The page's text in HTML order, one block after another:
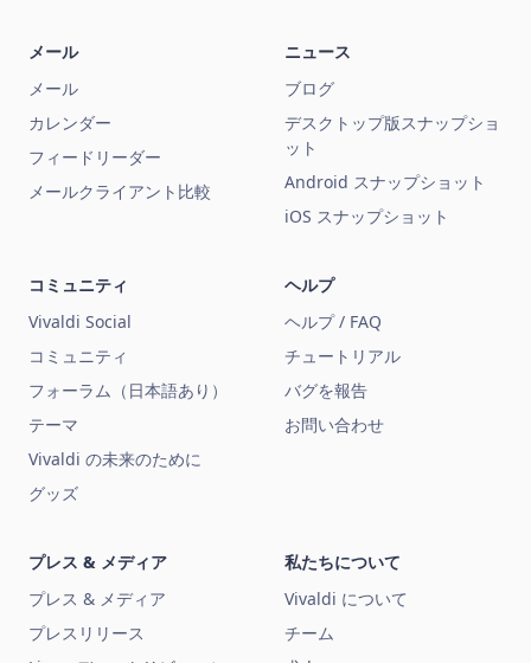
メール
メール
カレンダー
フィードリーダー
メールクライアント比較
ニュース
ブログ
デスクトップ版スナップショ
ット
Android スナップショット
iOS スナップショット
コミュニティ
Vivaldi Social
コミュニティ
フォーラム（日本語あり）
テーマ
Vivaldi の未来のために
グッズ
ヘルプ
ヘルプ / FAQ
チュートリアル
バグを報告
お問い合わせ
プレス & メディア
プレス & メディア
プレスリリース
私たちについて
Vivaldi について
チーム